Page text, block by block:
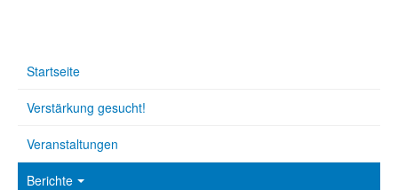
Startseite
Verstärkung gesucht!
Veranstaltungen
Berichte